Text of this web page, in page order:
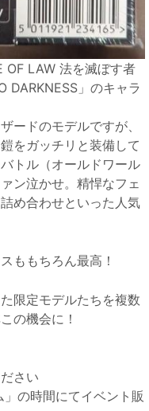
OF LAW 法を滅ぼす者
DARKNESS」のキャラ
ードのモデルですが、
をガッチリと装備して
トル（オールドワール
ン泣かせ。精悍なフェ
め合わせといった人気
ももちろん最高！
限定モデルたちを複数
の機会に！
さい
の時間にてイベント販